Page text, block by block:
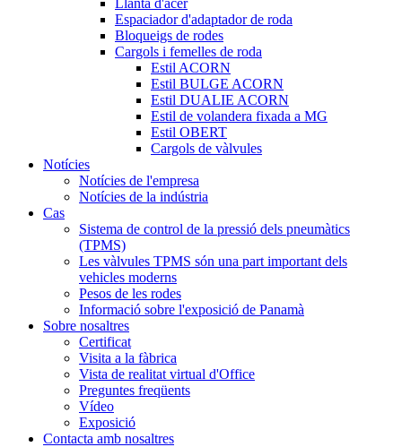
Llanta d'acer
Espaciador d'adaptador de roda
Bloqueigs de rodes
Cargols i femelles de roda
Estil ACORN
Estil BULGE ACORN
Estil DUALIE ACORN
Estil de volandera fixada a MG
Estil OBERT
Cargols de vàlvules
Notícies
Notícies de l'empresa
Notícies de la indústria
Cas
Sistema de control de la pressió dels pneumàtics
(TPMS)
Les vàlvules TPMS són una part important dels
vehicles moderns
Pesos de les rodes
Informació sobre l'exposició de Panamà
Sobre nosaltres
Certificat
Visita a la fàbrica
Vista de realitat virtual d'Office
Preguntes freqüents
Vídeo
Exposició
Contacta amb nosaltres